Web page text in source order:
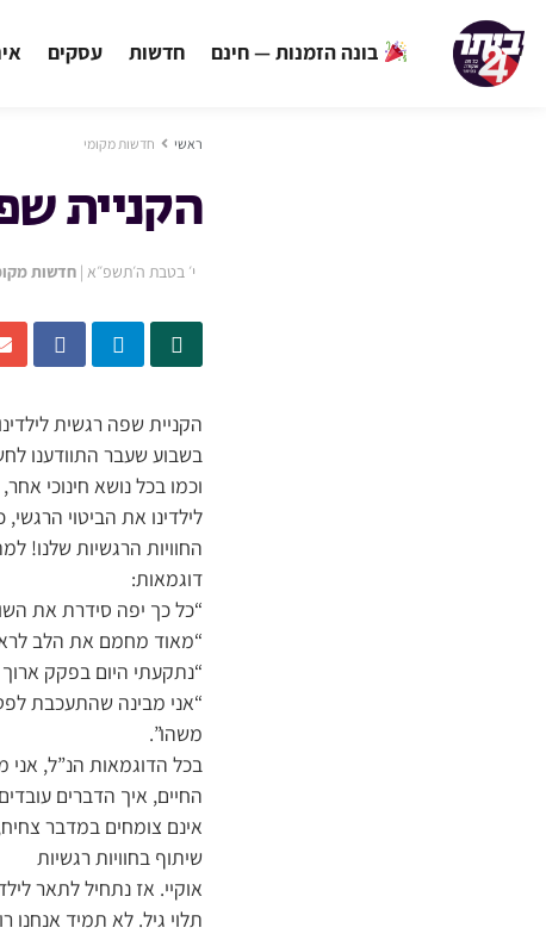
בונה הזמנות — חינם חדשות עסקים
ראשי חדשות מקומי
הקניית
י׳ בטבת ה׳תשפ״א | חדשות
הקניית שפה רגשית
בשבוע שעבר התוודענו
וכמו בכל נושא חינוכי
לילדינו את הביטוי
החוויות הרגשיות שלנו!
דוגמאות:
“כל כך יפה סידרת את
“מאוד מחמם את הלב
“נתקעתי היום בפקק
“אני מבינה שהתעכבת
משהו”.
בכל הדוגמאות הנ”ל,
החיים, איך הדברים
אינם צומחים במדבר צחיח,
שיתוף בחוויות רגשיות
אוקיי. אז נתחיל לתאר
תלוי גיל. לא תמיד אנחנו